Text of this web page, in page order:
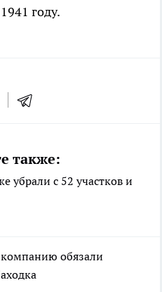
году.
также:
убрали с 52 участков и
обязали